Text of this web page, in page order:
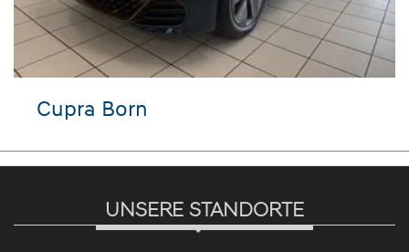
Born
UNSERE STANDORTE